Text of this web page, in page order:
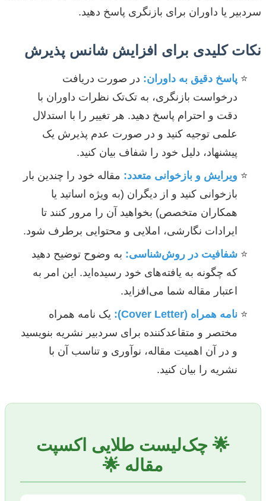
سردبیر یا داوران برای بازنگری پاسخ دهید.
نکات کلیدی برای افزایش شانس پذیرش
پاسخ دقیق به داوران: در صورت دریافت
درخواست بازنگری، به تک‌تک نظرات داوران با
دقت و احترام پاسخ دهید. هر تغییر را با استدلال
علمی توجیه کنید و در صورت عدم پذیرش یک
پیشنهاد، دلیل خود را شفاف بیان کنید.
ویرایش و بازخوانی متعدد: مقاله خود را چندین بار
بازخوانی کنید و از دیگران (به ویژه اساتید یا
همکاران متخصص) بخواهید آن را مرور کنند تا
ایرادات نگارشی، املایی و محتوایی برطرف شود.
شفافیت در روش‌شناسی: به وضوح توضیح دهید
که چگونه به یافته‌های خود رسیده‌اید. این امر به
اعتبار مقاله شما می‌افزاید.
نامه همراه (Cover Letter):
یک نامه همراه
مختصر و متقاعدکننده برای سردبیر نشریه بنویسید
و در آن اهمیت مقاله، نوآوری و تناسب آن با
نشریه را بیان کنید.
🌟 چک‌لیست طلایی اکسپت
مقاله 🌟